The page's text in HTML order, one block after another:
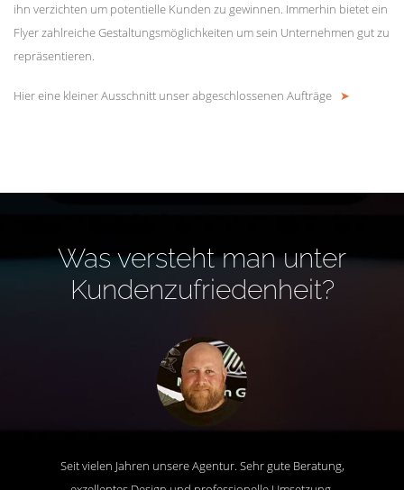
ihn verzichten um potentielle Kunden zu gewinnen. Immerhin bietet ein
Flyer zahlreiche Gestaltungsmöglichkeiten um sein Unternehmen gut zu
repräsentieren.
Hier eine kleiner Ausschnitt unser abgeschlossenen Aufträge ➤
Was versteht man unter
Kundenzufriedenheit?
Seit vielen Jahren unsere Agentur. Sehr gute Beratung,